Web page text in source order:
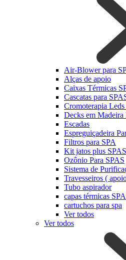
Air-Blower para
Alças de apoio
Caixas Térmicas
Cascatas para
Cromoterapia Leds
Decks em Madeira
Escadas
Espreguiçadeira
Filtros para SPA
Kit jatos plus SPAS
Ozônio Para SPAS
Sistema de
Travesseiros (
Tubo aspirador
capas térmicas
cartuchos para spa
Ver todos
Ver todos